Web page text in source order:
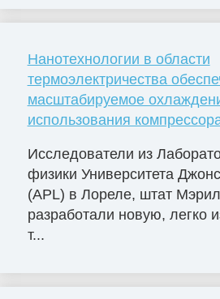
Нанотехнологии в области
термоэлектричества
масштабируемое
использования
Исследователи из
физики Университета
(APL) в Лореле, штат
разработали новую, легко
т...